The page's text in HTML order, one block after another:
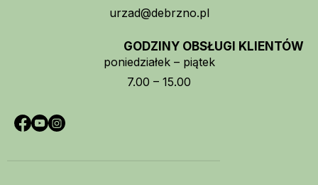
urzad@debrzno.pl
GODZINY OBSŁUGI KLIENTÓW
poniedziałek – piątek
7.00 – 15.00